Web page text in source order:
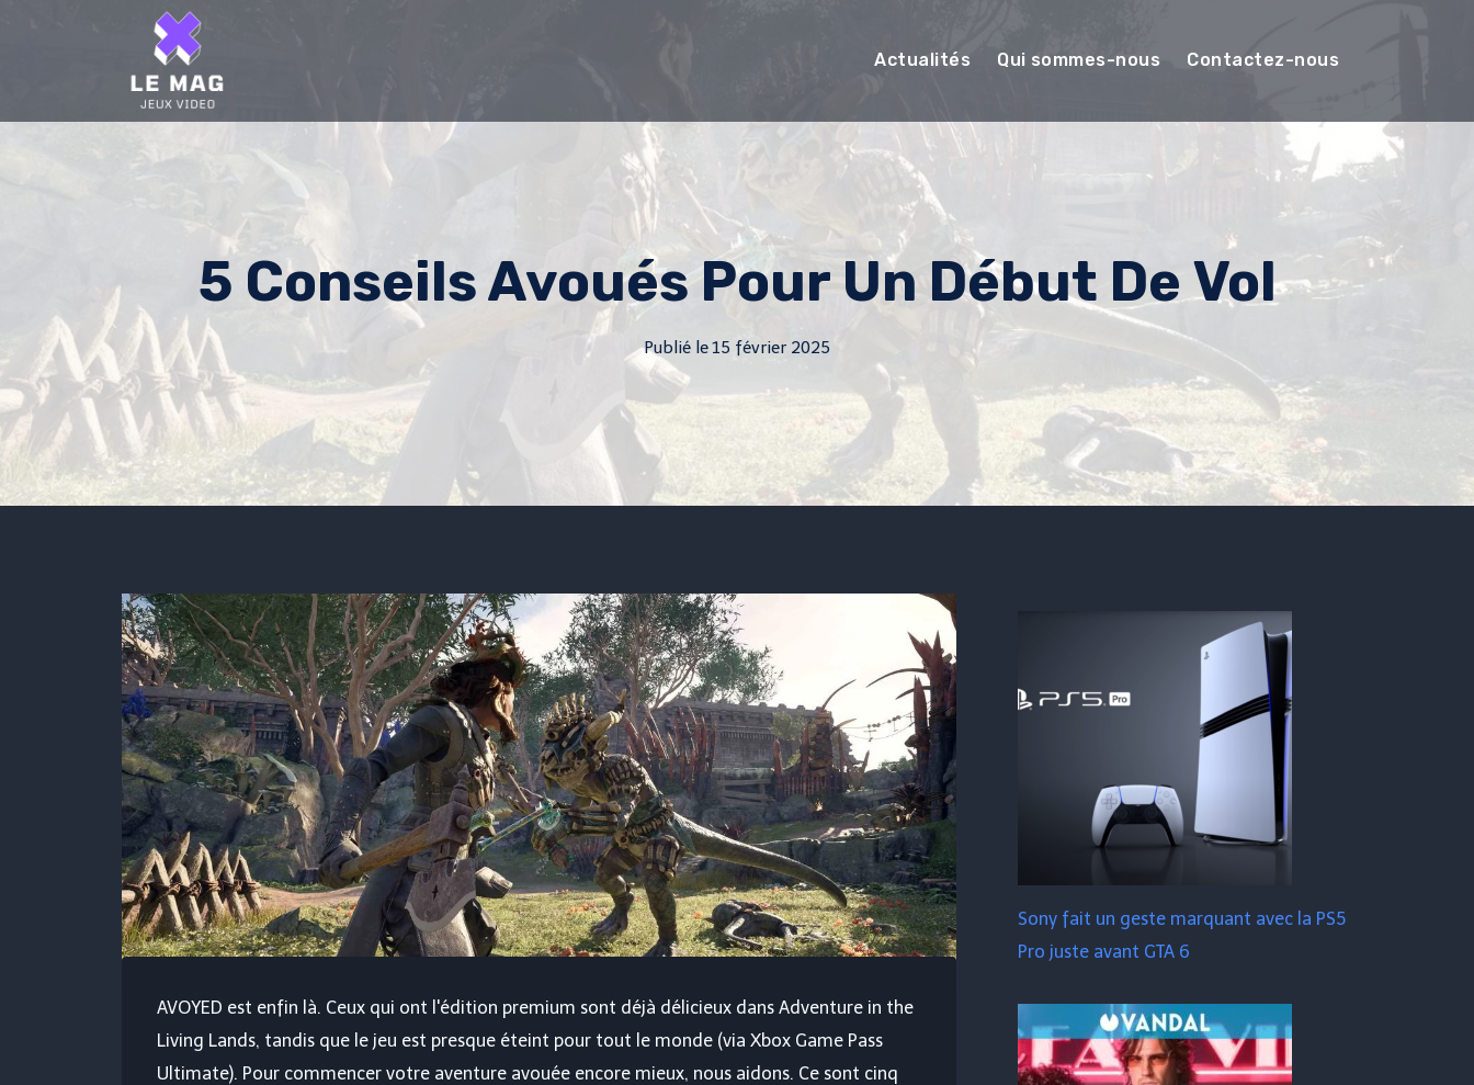
Actualités Qui sommes-nous Contactez-nous
5 Conseils Avoués Pour Un Début De Vol
Publié le15 février 2025
AVOYED est enfin là. Ceux qui ont l'édition premium sont déjà délicieux dans Adventure in the
Living Lands, tandis que le jeu est presque éteint pour tout le monde (via Xbox Game Pass
Ultimate). Pour commencer votre aventure avouée encore mieux, nous aidons. Ce sont cinq
Sony fait un geste marquant avec la PS5
Pro juste avant GTA 6